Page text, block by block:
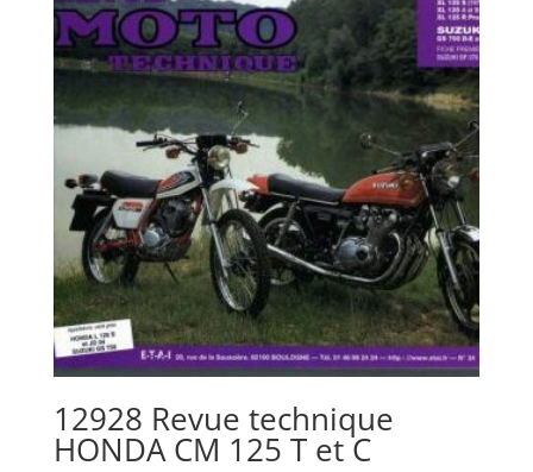
12928 Revue technique
HONDA CM 125 T et C